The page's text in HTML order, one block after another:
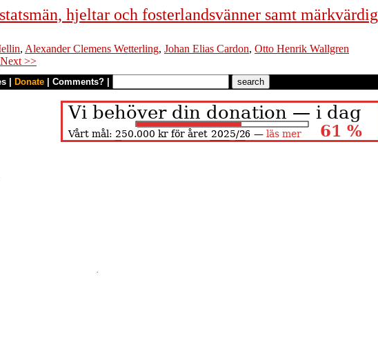
hjeltar och fosterlandsvänner samt
, Alexander Clemens Wetterling, Johan Elias Cardon, Otto Henrik Wallgren
Next >>
Donate Comments?